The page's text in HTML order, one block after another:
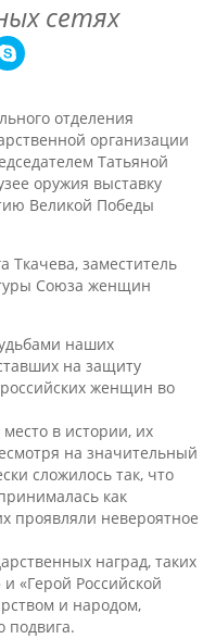
сетях
отделения
организации
Татьяной
оружия выставку
Великой Победы
Ткачева, заместитель
Союза женщин
наших
на защиту
женщин во
в истории, их
на значительный
сложилось так, что
как
проявляли невероятное
наград, таких
«Герой Российской
и народом,
подвига.